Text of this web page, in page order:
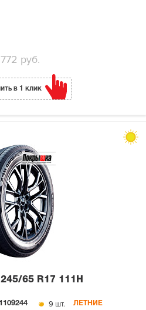
руб.
в 1 клик
245/65 R17 111H
1109244 9 шт. ЛЕТНИЕ